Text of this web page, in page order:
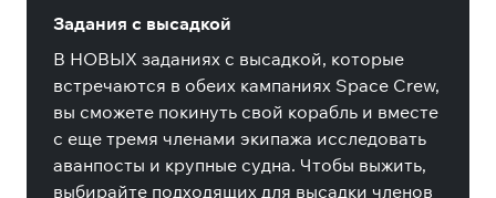
Задания с высадкой
В НОВЫХ заданиях с высадкой, которые
встречаются в обеих кампаниях Space Crew,
вы сможете покинуть свой корабль и вместе
с еще тремя членами экипажа исследовать
аванпосты и крупные судна. Чтобы выжить,
выбирайте подходящих для высадки членов